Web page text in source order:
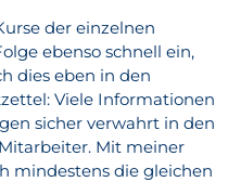
der einzelnen
ebenso schnell ein,
dies eben in den
Viele Informationen
sicher verwahrt in den
Mit meiner
mindestens die gleichen